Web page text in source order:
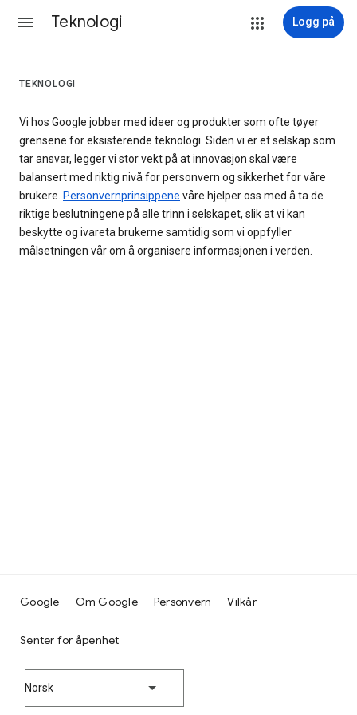
Teknologi Logg på
TEKNOLOGI
Vi hos Google jobber med ideer og produkter som ofte tøyer
grensene for eksisterende teknologi. Siden vi er et selskap som
tar ansvar, legger vi stor vekt på at innovasjon skal være
balansert med riktig nivå for personvern og sikkerhet for våre
brukere. Personvernprinsippene våre hjelper oss med å ta de
riktige beslutningene på alle trinn i selskapet, slik at vi kan
beskytte og ivareta brukerne samtidig som vi oppfyller
målsetningen vår om å organisere informasjonen i verden.
Google Om Google Personvern Vilkår
Senter for åpenhet
Norsk